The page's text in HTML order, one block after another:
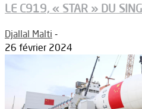
LE C919, « STAR » DU
Djallal Malti -
26 février 2024